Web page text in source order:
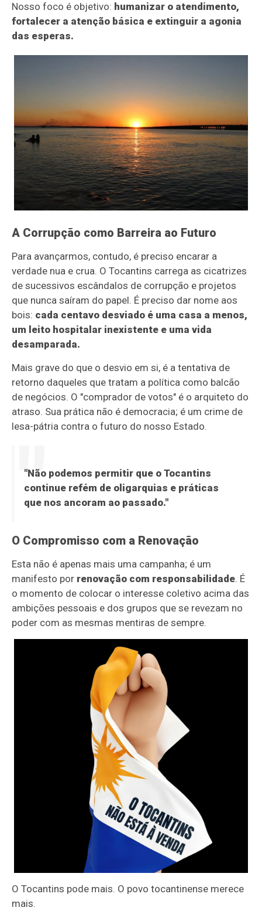
Nosso foco é objetivo: humanizar o atendimento,
fortalecer a atenção básica e extinguir a agonia
das esperas.
A Corrupção como Barreira ao Futuro
Para avançarmos, contudo, é preciso encarar a
verdade nua e crua. O Tocantins carrega as cicatrizes
de sucessivos escândalos de corrupção e projetos
que nunca saíram do papel. É preciso dar nome aos
bois: cada centavo desviado é uma casa a menos,
um leito hospitalar inexistente e uma vida
desamparada.
Mais grave do que o desvio em si, é a tentativa de
retorno daqueles que tratam a política como balcão
de negócios. O "comprador de votos" é o arquiteto do
atraso. Sua prática não é democracia; é um crime de
lesa-pátria contra o futuro do nosso Estado.
"Não podemos permitir que o Tocantins
continue refém de oligarquias e práticas
que nos ancoram ao passado."
O Compromisso com a Renovação
Esta não é apenas mais uma campanha; é um
manifesto por renovação com responsabilidade. É
o momento de colocar o interesse coletivo acima das
ambições pessoais e dos grupos que se revezam no
poder com as mesmas mentiras de sempre.
O Tocantins pode mais. O povo tocantinense merece
mais.